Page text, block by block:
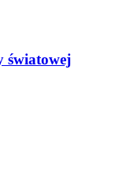
światowej